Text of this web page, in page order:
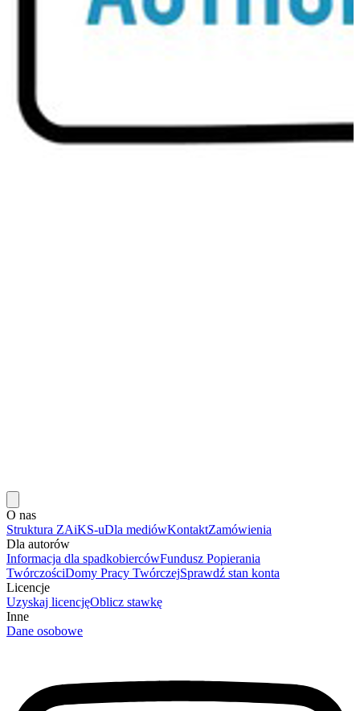
O nas
Struktura ZAiKS-uDla mediówKontaktZamówienia
Dla autorów
Informacja dla spadkobiercówFundusz Popierania
TwórczościDomy Pracy TwórczejSprawdź stan konta
Licencje
Uzyskaj licencjęOblicz stawkę
Inne
Dane osobowe